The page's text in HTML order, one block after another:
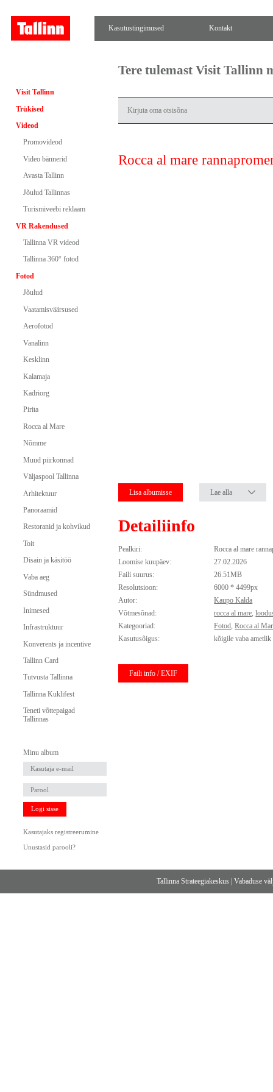
Kasutustingimused Kontakt
Visit Tallinn
Trükised
Videod
Promovideod
Video bännerid
Avasta Tallinn
Jõulud Tallinnas
Turismiveebi reklaam
VR Rakendused
Tallinna VR videod
Tallinna 360° fotod
Fotod
Jõulud
Vaatamisväärsused
Aerofotod
Vanalinn
Kesklinn
Kalamaja
Kadriorg
Pirita
Rocca al Mare
Nõmme
Muud piirkonnad
Väljaspool Tallinna
Arhitektuur
Panoraamid
Restoranid ja kohvikud
Toit
Disain ja käsitöö
Vaba aeg
Sündmused
Inimesed
Infrastruktuur
Konverents ja incentive
Tallinn Card
Tutvusta Tallinna
Tallinna Kuklifest
Teneti võttepaigad
Tallinnas
Minu album
Logi sisse
Kasutajaks registreerumine
Unustasid parooli?
Tere tulemast Visit Tallinn
Rocca al mare
Lisa albumisse Lae alla
Detailiinfo
Pealkiri:
Rocca al mare
Loomise kuupäev:
27.02.2026
Faili suurus:
26.51MB
Resolutsioon:
6000 * 4499px
Autor:
Kaupo Kalda
Võtmesõnad:
rocca al mare,
Kategooriad:
Fotod,Rocca al
Kasutusõigus:
kõigile vaba
Faili info / EXIF
Tallinna Strateegiakeskus |Vabaduse